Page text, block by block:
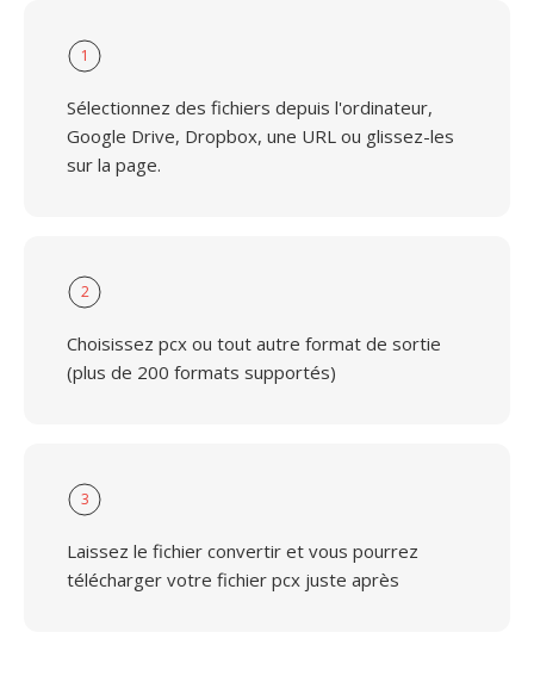
1
Sélectionnez des fichiers depuis l'ordinateur,
Google Drive, Dropbox, une URL ou glissez-les
sur la page.
2
Choisissez pcx ou tout autre format de sortie
(plus de 200 formats supportés)
3
Laissez le fichier convertir et vous pourrez
télécharger votre fichier pcx juste après